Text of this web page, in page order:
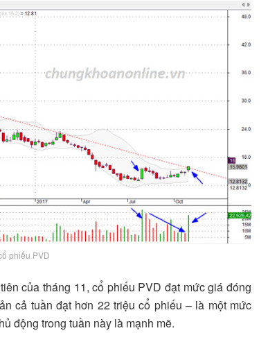
phiếu PVD
của tháng 11, cổ phiếu PVD đạt mức giá đóng
cả tuần đạt hơn 22 triệu cổ phiếu – là một mức
động trong tuần này là mạnh mẽ.